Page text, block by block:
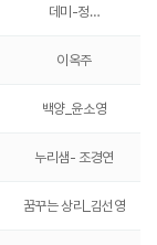
데미-정…
이옥주
백양_윤소영
누리샘- 조경연
꿈꾸는 상리_김선영